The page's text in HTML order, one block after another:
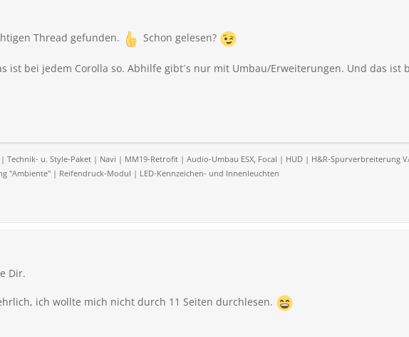
Thread gefunden. Schon gelesen?
ist bei jedem Corolla so. Abhilfe gibt´s nur mit Umbau/Erweiterungen. Und das ist
Technik- u. Style-Paket | Navi | MM19-Retrofit | Audio-Umbau ESX, Focal | HUD | H&R-Spurverbreiterung
"Ambiente" | Reifendruck-Modul | LED-Kennzeichen- und Innenleuchten
Dir.
ich wollte mich nicht durch 11 Seiten durchlesen.